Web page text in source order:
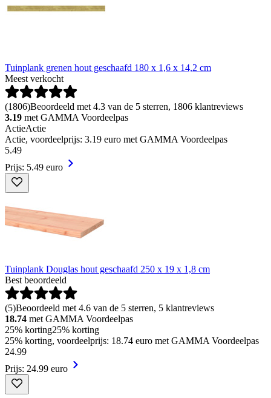
Tuinplank grenen hout geschaafd 180 x 1,6 x 14,2 cm
Meest verkocht
(1806)Beoordeeld met 4.3 van de 5 sterren, 1806 klantreviews
3.19 met GAMMA Voordeelpas
ActieActie
Actie, voordeelprijs: 3.19 euro met GAMMA Voordeelpas
5.49
Prijs: 5.49 euro
Tuinplank Douglas hout geschaafd 250 x 19 x 1,8 cm
Best beoordeeld
(5)Beoordeeld met 4.6 van de 5 sterren, 5 klantreviews
18.74 met GAMMA Voordeelpas
25% korting25% korting
25% korting, voordeelprijs: 18.74 euro met GAMMA Voordeelpas
24.99
Prijs: 24.99 euro